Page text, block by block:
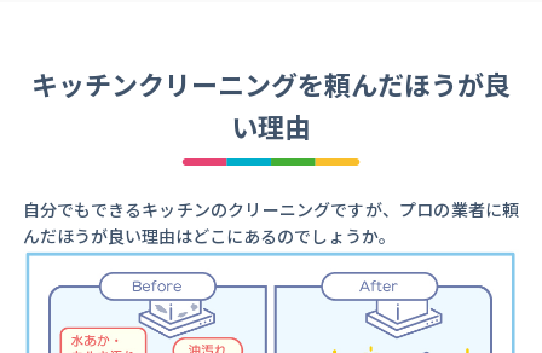
キッチンクリーニングを頼んだほうが良
い理由
自分でもできるキッチンのクリーニングですが、プロの業者に頼
んだほうが良い理由はどこにあるのでしょうか。